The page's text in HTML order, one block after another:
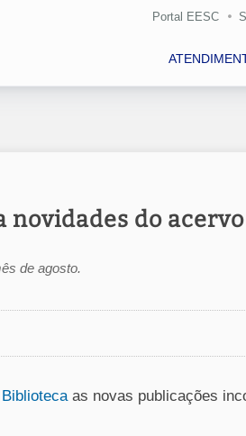
Portal EESC
novidades do acervo
de agosto.
as novas publicações